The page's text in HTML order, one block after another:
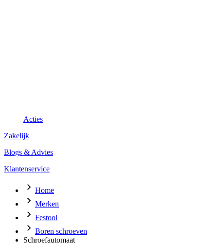
Acties
Zakelijk
Blogs & Advies
Klantenservice
Home
Merken
Festool
Boren schroeven
Schroefautomaat